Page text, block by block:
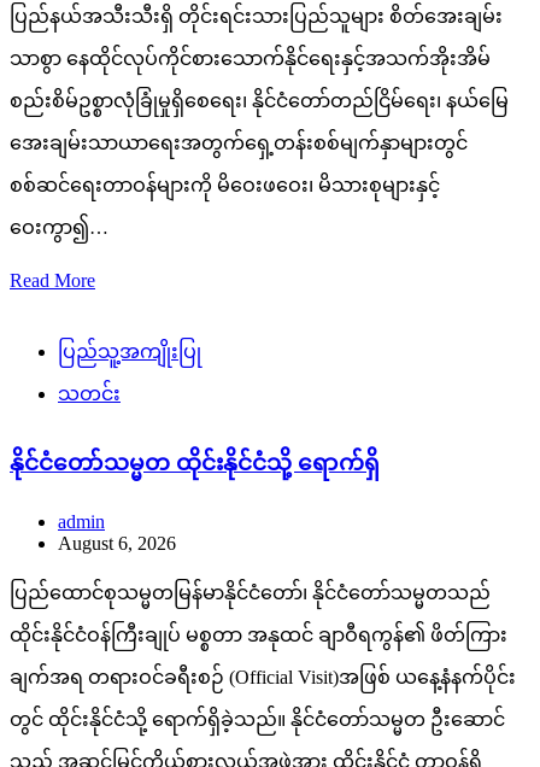
ပြည်နယ်အသီးသီးရှိ တိုင်းရင်းသားပြည်သူများ စိတ်အေးချမ်း
သာစွာ နေထိုင်လုပ်ကိုင်စားသောက်နိုင်ရေးနှင့်အသက်အိုးအိမ်
စည်းစိမ်ဥစ္စာလုံခြုံမှုရှိစေရေး၊ နိုင်ငံတော်တည်ငြိမ်ရေး၊ နယ်မြေ
အေးချမ်းသာယာရေးအတွက်ရှေ့တန်းစစ်မျက်နှာများတွင်
စစ်ဆင်ရေးတာဝန်များကို မိဝေးဖဝေး၊ မိသားစုများနှင့်
ဝေးကွာ၍…
Read More
ပြည်သူ့အကျိုးပြု
သတင်း
နိုင်ငံတော်သမ္မတ ထိုင်းနိုင်ငံသို့ ရောက်ရှိ
admin
August 6, 2026
ပြည်ထောင်စုသမ္မတမြန်မာနိုင်ငံတော်၊ နိုင်ငံတော်သမ္မတသည်
ထိုင်းနိုင်ငံဝန်ကြီးချုပ် မစ္စတာ အနုထင် ချာဝီရကွန်၏ ဖိတ်ကြား
ချက်အရ တရားဝင်ခရီးစဉ် (Official Visit)အဖြစ် ယနေ့နံနက်ပိုင်း
တွင် ထိုင်းနိုင်ငံသို့ ရောက်ရှိခဲ့သည်။ နိုင်ငံတော်သမ္မတ ဦးဆောင်
သည့် အဆင့်မြင့်ကိုယ်စားလှယ်အဖွဲ့အား ထိုင်းနိုင်ငံ တာဝန်ရှိ